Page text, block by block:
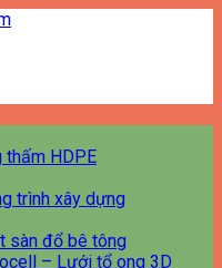
thấm HDPE
trình xây dựng
sàn đổ bê tông
– Lưới tổ ong 3D